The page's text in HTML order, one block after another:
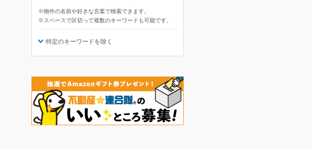
※物件の名前や好きな言葉で検索できます。
※スペースで区切って複数のキーワードも可能です。
特定のキーワードを除く